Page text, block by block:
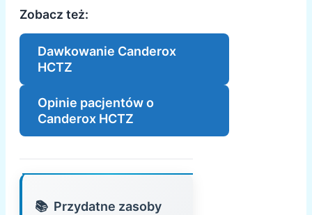
Zobacz też:
Dawkowanie Canderox
HCTZ
Opinie pacjentów o
Canderox HCTZ
Przydatne zasoby